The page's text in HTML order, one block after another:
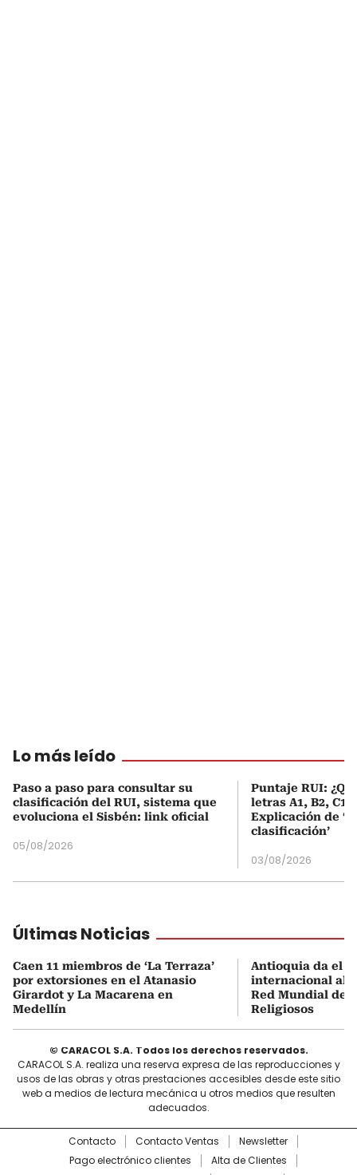
Lo más leído
Paso a paso para consultar su
clasificación del RUI, sistema que
evoluciona el Sisbén: link oficial
05/08/2026
Puntaje RUI:
letras A1, B2, C1
Explicación de
clasificación’
03/08/2026
Últimas Noticias
Caen 11 miembros de ‘La Terraza’
por extorsiones en el Atanasio
Girardot y La Macarena en
Medellín
Antioquia da el
internacional al
Red Mundial de
Religiosos
© CARACOL S.A. Todos los derechos reservados.
CARACOL S.A. realiza una reserva expresa de las reproducciones y
usos de las obras y otras prestaciones accesibles desde este sitio
web a medios de lectura mecánica u otros medios que resulten
adecuados.
Contacto Contacto Ventas
Newsletter
Pago electrónico clientes
Alta de Clientes